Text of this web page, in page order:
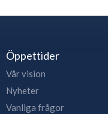
Öppettider
Vår vision
Nyheter
Vanliga frågor